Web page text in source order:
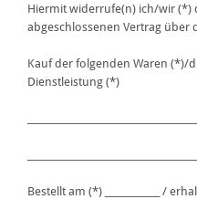
Hiermit widerrufe(n) ich/wir (*)
abgeschlossenen Vertrag über
Kauf der folgenden Waren (*)/
Dienstleistung (*)
Bestellt am (*) ____________ /